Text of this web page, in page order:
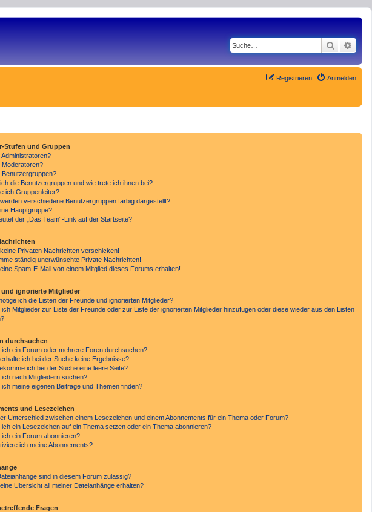
Suche
Anmelden
Registrieren
Stufen und Gruppen
Moderatoren?
Benutzergruppen?
die Benutzergruppen und wie trete ich ihnen bei?
ich Gruppenleiter?
verschiedene Benutzergruppen farbig dargestellt?
Hauptgruppe?
der „Das Team“-Link auf der Startseite?
Privaten Nachrichten verschicken!
ständig unerwünschte Private Nachrichten!
Spam-E-Mail von einem Mitglied dieses Forums erhalten!
und ignorierte Mitglieder
ich die Listen der Freunde und ignorierten Mitglieder?
ich Mitglieder zur Liste der Freunde oder zur Liste der ignorierten Mitglieder hinzufügen oder diese wieder aus den Listen
durchsuchen
ich ein Forum oder mehrere Foren durchsuchen?
ich bei der Suche keine Ergebnisse?
ich bei der Suche eine leere Seite?
ich nach Mitgliedern suchen?
ich meine eigenen Beiträge und Themen finden?
und Lesezeichen
Unterschied zwischen einem Lesezeichen und einem Abonnements für ein Thema oder Forum?
ich ein Lesezeichen auf ein Thema setzen oder ein Thema abonnieren?
ich ein Forum abonnieren?
ich meine Abonnements?
sind in diesem Forum zulässig?
Übersicht all meiner Dateianhänge erhalten?
Fragen